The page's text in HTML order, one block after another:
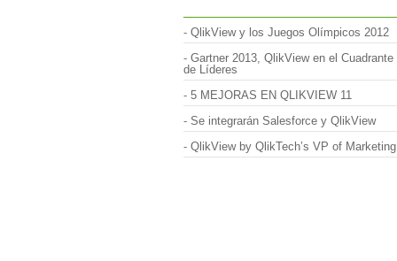
- QlikView y los Juegos Olímpicos 2012
- Gartner 2013, QlikView en el Cuadrante
de Líderes
- 5 MEJORAS EN QLIKVIEW 11
- Se integrarán Salesforce y QlikView
- QlikView by QlikTech’s VP of Marketing